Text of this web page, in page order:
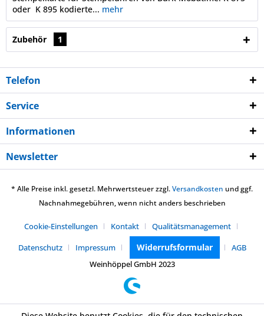
oder K 895 kodierte... mehr
Zubehör 1
Telefon
Service
Informationen
Newsletter
* Alle Preise inkl. gesetzl. Mehrwertsteuer zzgl.Versandkosten und ggf.
Nachnahmegebühren, wenn nicht anders beschrieben
Cookie-Einstellungen Kontakt
Qualitätsmanagement
Datenschutz
Impressum Widerrufsformular
AGB
Weinhöppel GmbH 2023